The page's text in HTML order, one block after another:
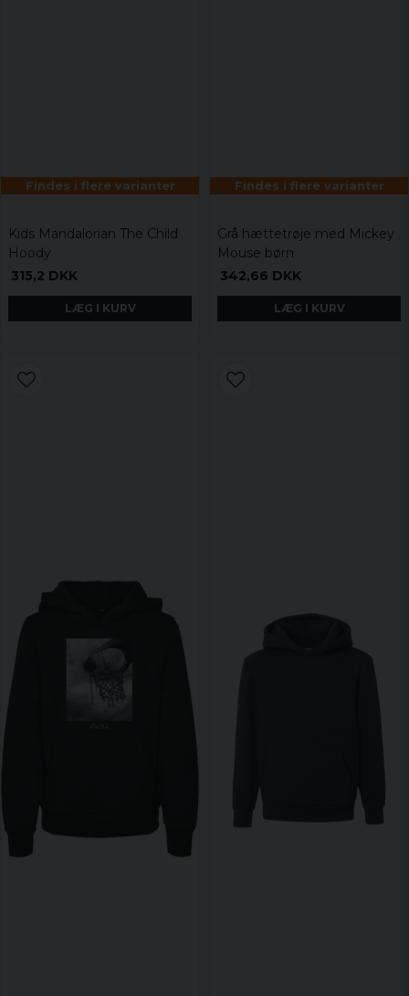
Findes i flere varianter
Kids Mandalorian The Child
Hoody
315,2 DKK
LÆG I KURV
Findes i flere varianter
Grå hættetrøje med Mickey
Mouse børn
342,66 DKK
LÆG I KURV